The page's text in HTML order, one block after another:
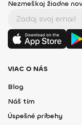
Nezmeškaj žiadne
VIAC O NÁS
Blog
Náš tím
Úspešné príbehy